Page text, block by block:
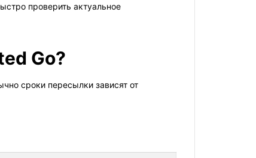
проверить актуальное
Go?
сроки пересылки зависят от